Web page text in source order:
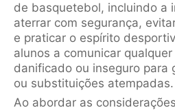
de basquetebol, incluindo a
aterrar com segurança,
e praticar o espírito
alunos a comunicar
danificado ou inseguro para
ou substituições atempadas.
Ao abordar as